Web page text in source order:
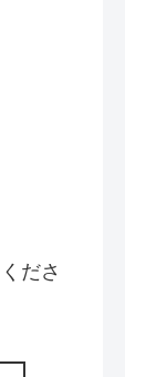
ださ